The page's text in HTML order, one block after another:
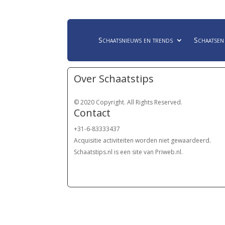
Schaatsnieuws en trends
Over Schaatstips
© 2020 Copyright. All Rights Reserved.
Contact
+31-6-83333437
Acquisitie activiteiten worden niet gewaardeerd.
Schaatstips.nl is een site van Priweb.nl.